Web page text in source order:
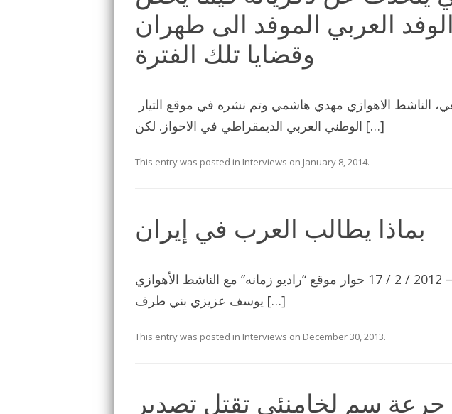
العربي الموفد الى طهران
وقضايا تلك الفترة
الوطني العربي الديمقراطي في الاحواز. لكن […]
This entry was posted in Interviews on January 8, 2014.
بماذا يطالب العرب في إيران
الحوار المتمدن-العدد: 3641 – 2012 / 2 / 17 حوار موقع “راديو زمانه” مع الناشط الأهوازي
يوسف عزيزي بني طرف […]
This entry was posted in Interviews on December 30, 2013.
جرعة سم لخامنئي تقتل تصدير